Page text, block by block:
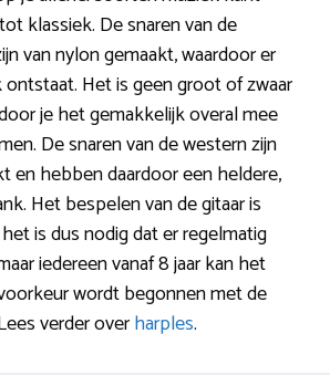
klassiek. De snaren van de
van nylon gemaakt, waardoor er
Het is geen groot of zwaar
je het gemakkelijk overal mee
De snaren van de western zijn
en hebben daardoor een heldere,
Het bespelen van de gitaar is
is dus nodig dat er regelmatig
iedereen vanaf 8 jaar kan het
wordt begonnen met de
verder overharples.